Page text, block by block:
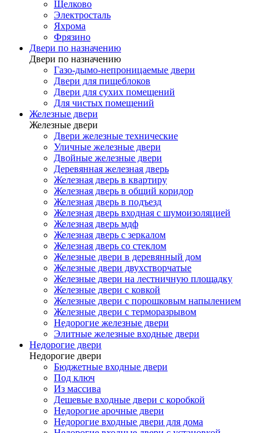
Щелково
Электросталь
Яхрома
Фрязино
Двери по назначению
Двери по назначению
Газо-дымо-непроницаемые двери
Двери для пищеблоков
Двери для сухих помещений
Для чистых помещений
Железные двери
Железные двери
Двери железные технические
Уличные железные двери
Двойные железные двери
Деревянная железная дверь
Железная дверь в квартиру
Железная дверь в общий коридор
Железная дверь в подъезд
Железная дверь входная с шумоизоляцией
Железная дверь мдф
Железная дверь с зеркалом
Железная дверь со стеклом
Железные двери в деревянный дом
Железные двери двухстворчатые
Железные двери на лестничную площадку
Железные двери с ковкой
Железные двери с порошковым напылением
Железные двери с терморазрывом
Недорогие железные двери
Элитные железные входные двери
Недорогие двери
Недорогие двери
Бюджетные входные двери
Под ключ
Из массива
Дешевые входные двери с коробкой
Недорогие арочные двери
Недорогие входные двери для дома